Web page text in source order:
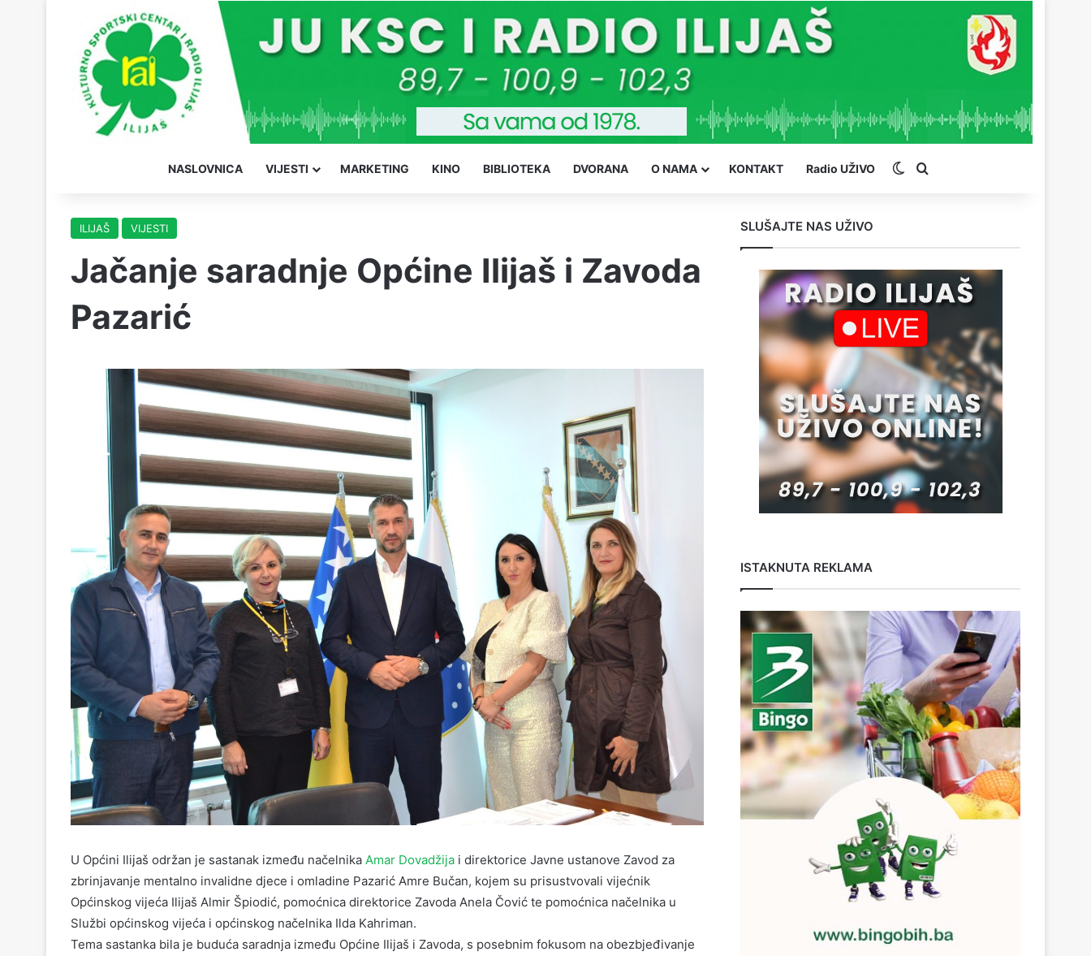
NASLOVNICA VIJESTI MARKETING KINO BIBLIOTEKA DVORANA O NAMA KONTAKT Radio UŽIVO Switch skin
ILIJAŠ VIJESTI
Jačanje saradnje Općine Ilijaš i Zavoda
Pazarić
U Općini Ilijaš održan je sastanak između načelnika Amar Dovadžija i direktorice Javne ustanove Zavod za
zbrinjavanje mentalno invalidne djece i omladine Pazarić Amre Bučan, kojem su prisustvovali vijećnik
Općinskog vijeća Ilijaš Almir Špiodić, pomoćnica direktorice Zavoda Anela Čović te pomoćnica načelnika u
Službi općinskog vijeća i općinskog načelnika Ilda Kahriman.
Tema sastanka bila je buduća saradnja između Općine Ilijaš i Zavoda, s posebnim fokusom na obezbjeđivanje
SLUŠAJTE NAS UŽIVO
ISTAKNUTA REKLAMA